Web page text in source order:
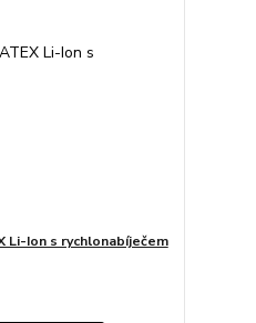
Li-Ion s rychlonabíječem